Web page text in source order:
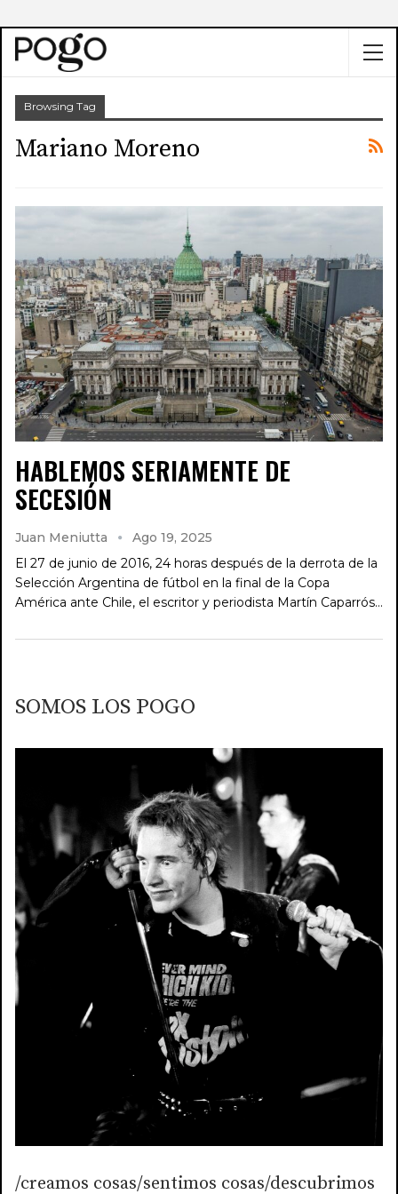
Browsing Tag
Mariano Moreno
HABLEMOS SERIAMENTE DE
SECESIÓN
Juan Meniutta
Ago 19, 2025
El 27 de junio de 2016, 24 horas después de la derrota de la
Selección Argentina de fútbol en la final de la Copa
América ante Chile, el escritor y periodista Martín Caparrós…
SOMOS LOS POGO
/creamos cosas/sentimos cosas/descubrimos